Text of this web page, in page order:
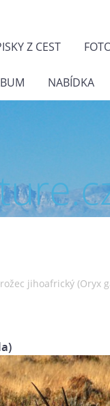
Z CEST
NABÍDKA
jihoafrický (Oryx